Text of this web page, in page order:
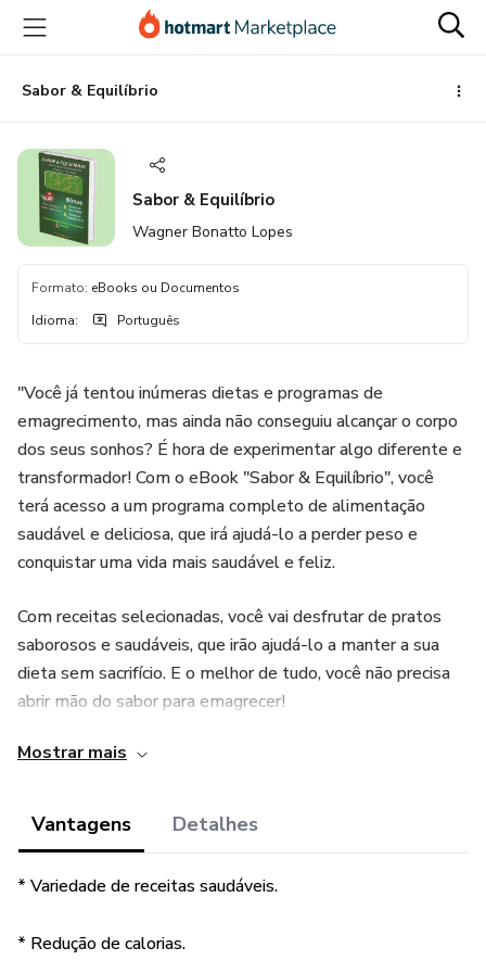
para
conteúdo
principal
para
pagamento
para
rodapé
Sabor & Equilíbrio
Sabor & Equilíbrio
Wagner Bonatto Lopes
Formato: eBooks ou Documentos
Idioma: Português
"Você já tentou inúmeras dietas e programas de
emagrecimento, mas ainda não conseguiu alcançar o corpo
dos seus sonhos? É hora de experimentar algo diferente e
transformador! Com o eBook "Sabor & Equilíbrio", você
terá acesso a um programa completo de alimentação
saudável e deliciosa, que irá ajudá-lo a perder peso e
conquistar uma vida mais saudável e feliz.
Com receitas selecionadas, você vai desfrutar de pratos
saborosos e saudáveis, que irão ajudá-lo a manter a sua
dieta sem sacrifício. E o melhor de tudo, você não precisa
abrir mão do sabor para emagrecer!
São 35 receitas incríveis, mais 30 dicas valiosíssimas para
especial contendo 5 receitas de chá verde e 5 receitas de
chá branco.
Com o eBook "Sabor & Equilíbrio", você poderá se livrar das
emagrecimento e saúde duradouro. Em apenas uma
Mostrar mais
Vantagens Detalhes
* Variedade de receitas saudáveis.
* Redução de calorias.